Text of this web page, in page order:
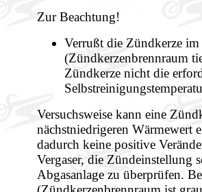
Zur Beachtung!
Verrußt die Zündkerze im
(Zündkerzenbrennraum
Zündkerze nicht die
Versuchsweise kann eine
nächstniedrigeren Wärmewert
dadurch keine positive
Vergaser, die Zündeinstellung
Abgasanlage zu überprüfen.